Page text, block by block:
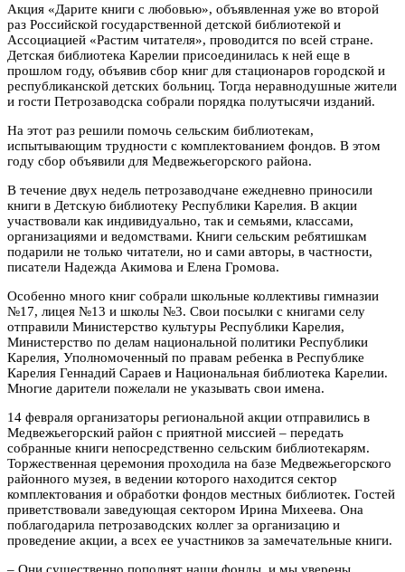
Акция «Дарите книги с любовью», объявленная уже во второй
раз Российской государственной детской библиотекой и
Ассоциацией «Растим читателя», проводится по всей стране.
Детская библиотека Карелии присоединилась к ней еще в
прошлом году, объявив сбор книг для стационаров городской и
республиканской детских больниц. Тогда неравнодушные жители
и гости Петрозаводска собрали порядка полутысячи изданий.
На этот раз решили помочь сельским библиотекам,
испытывающим трудности с комплектованием фондов. В этом
году сбор объявили для Медвежьегорского района.
В течение двух недель петрозаводчане ежедневно приносили
книги в Детскую библиотеку Республики Карелия. В акции
участвовали как индивидуально, так и семьями, классами,
организациями и ведомствами. Книги сельским ребятишкам
подарили не только читатели, но и сами авторы, в частности,
писатели Надежда Акимова и Елена Громова.
Особенно много книг собрали школьные коллективы гимназии
№17, лицея №13 и школы №3. Свои посылки с книгами селу
отправили Министерство культуры Республики Карелия,
Министерство по делам национальной политики Республики
Карелия, Уполномоченный по правам ребенка в Республике
Карелия Геннадий Сараев и Национальная библиотека Карелии.
Многие дарители пожелали не указывать свои имена.
14 февраля организаторы региональной акции отправились в
Медвежьегорский район с приятной миссией – передать
собранные книги непосредственно сельским библиотекарям.
Торжественная церемония проходила на базе Медвежьегорского
районного музея, в ведении которого находится сектор
комплектования и обработки фондов местных библиотек. Гостей
приветствовали заведующая сектором Ирина Михеева. Она
поблагодарила петрозаводских коллег за организацию и
проведение акции, а всех ее участников за замечательные книги.